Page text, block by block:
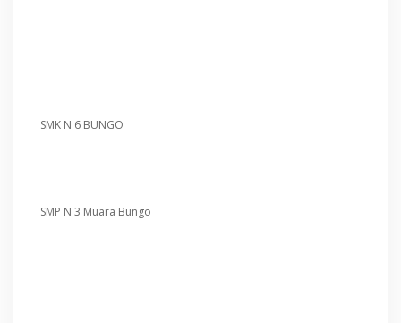
SMK N 6 BUNGO
SMP N 3 Muara Bungo